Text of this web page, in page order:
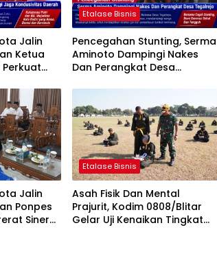
Jalin
Ketua
Perkuat
Etalase Bisnis
Pencegahan Stunting, Serma
Aminoto Dampingi Nakes
Dan Perangkat Desa
Jalin
Ponpes
Sinergi
Etalase Bisnis
Asah Fisik Dan Mental
Prajurit, Kodim 0808/Blitar
Gelar Uji Kenaikan Tingkat